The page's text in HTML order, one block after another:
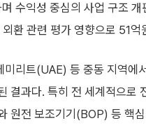
수익성 중심의 사업 구조 개
환 관련 평가 영향으로 51억
리트(UAE) 등 중동 지역
결과다. 특히 전 세계적으로
원전 보조기기(BOP) 등 핵